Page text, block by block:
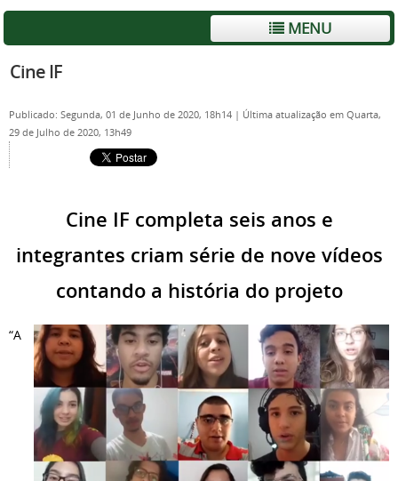
MENU
Cine IF
Publicado: Segunda, 01 de Junho de 2020, 18h14 | Última atualização em Quarta,
29 de Julho de 2020, 13h49
Cine IF completa seis anos e
integrantes criam série de nove vídeos
contando a história do projeto
“A